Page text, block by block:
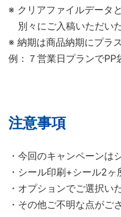
※ クリアファイルデータ
別々にご入稿いただい
※ 納期は商品納期にプラ
例：７営業日プランで
注意事項
・今回のキャンペーンは
・シール印刷+シール2
・オプションでご選択い
・その他ご不明な点がご